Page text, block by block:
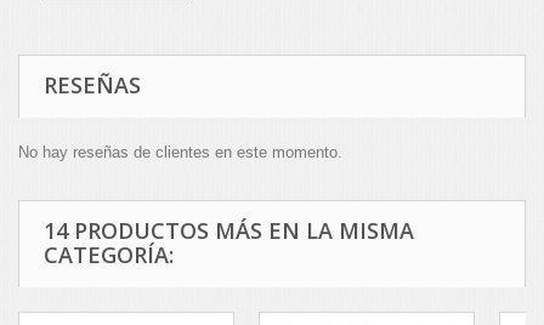
RESEÑAS
No hay reseñas de clientes en este momento.
14 PRODUCTOS MÁS EN LA MISMA
CATEGORÍA: